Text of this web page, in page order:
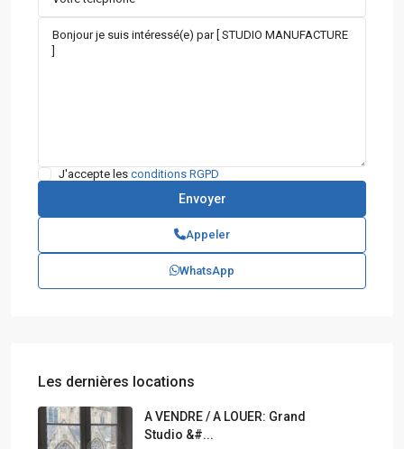
J'accepte les conditions RGPD
Appeler
WhatsApp
Les dernières locations
A VENDRE / A LOUER: Grand
Studio &#...